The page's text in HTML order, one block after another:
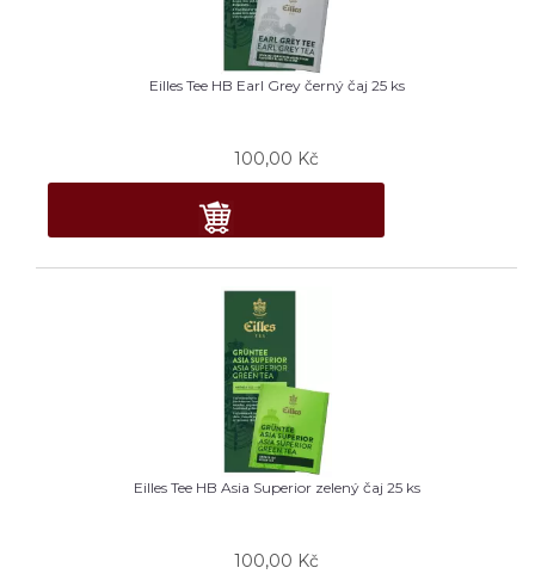
Eilles Tee HB Earl Grey černý čaj 25 ks
100,00 Kč
Eilles Tee HB Asia Superior zelený čaj 25 ks
100,00 Kč